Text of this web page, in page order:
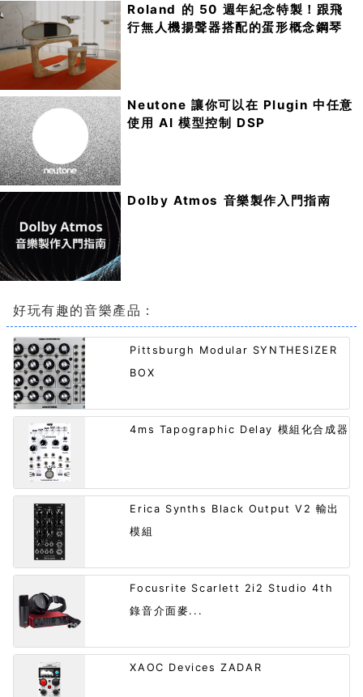
Roland 的 50 週年紀念特製！跟飛
行無人機揚聲器搭配的蛋形概念鋼琴
Neutone 讓你可以在 Plugin 中任意
使用 AI 模型控制 DSP
Dolby Atmos 音樂製作入門指南
好玩有趣的音樂產品：
Pittsburgh Modular SYNTHESIZER
BOX
4ms Tapographic Delay 模組化合成器
Erica Synths Black Output V2 輸出
模組
Focusrite Scarlett 2i2 Studio 4th
錄音介面麥...
XAOC Devices ZADAR